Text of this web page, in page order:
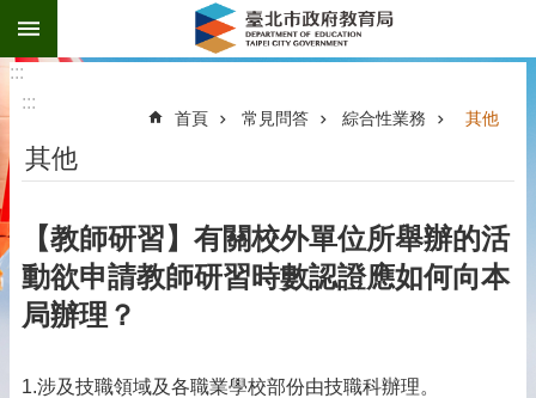
跳到主要內容區塊
:::
:::
首頁 常見問答 綜合性業務 其他
其他
【教師研習】有關校外單位所舉辦的活
動欲申請教師研習時數認證應如何向本
局辦理？
1.涉及技職領域及各職業學校部份由技職科辦理。